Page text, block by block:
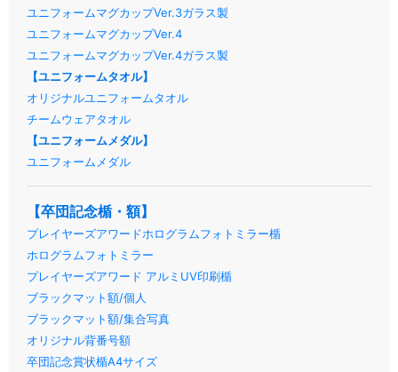
ユニフォームマグカップVer.3ガラス製
ユニフォームマグカップVer.4
ユニフォームマグカップVer.4ガラス製
【ユニフォームタオル】
オリジナルユニフォームタオル
チームウェアタオル
【ユニフォームメダル】
ユニフォームメダル
【卒団記念楯・額】
プレイヤーズアワードホログラムフォトミラー楯
ホログラムフォトミラー
プレイヤーズアワード アルミUV印刷楯
ブラックマット額/個人
ブラックマット額/集合写真
オリジナル背番号額
卒団記念賞状楯A4サイズ